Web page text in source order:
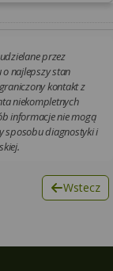
przez
najlepszy stan
kontakt z
niekompletnych
informacje nie mogą
sposobu diagnostyki i
Wstecz